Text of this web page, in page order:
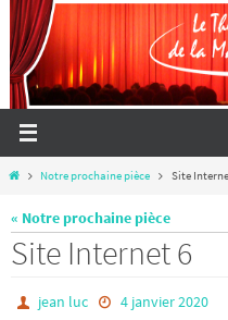
Passer
vers
le
contenu
HomeNotre prochaine pièce Site
« Notre prochaine pièce
Site Internet 6
jean luc 4 janvier 2020